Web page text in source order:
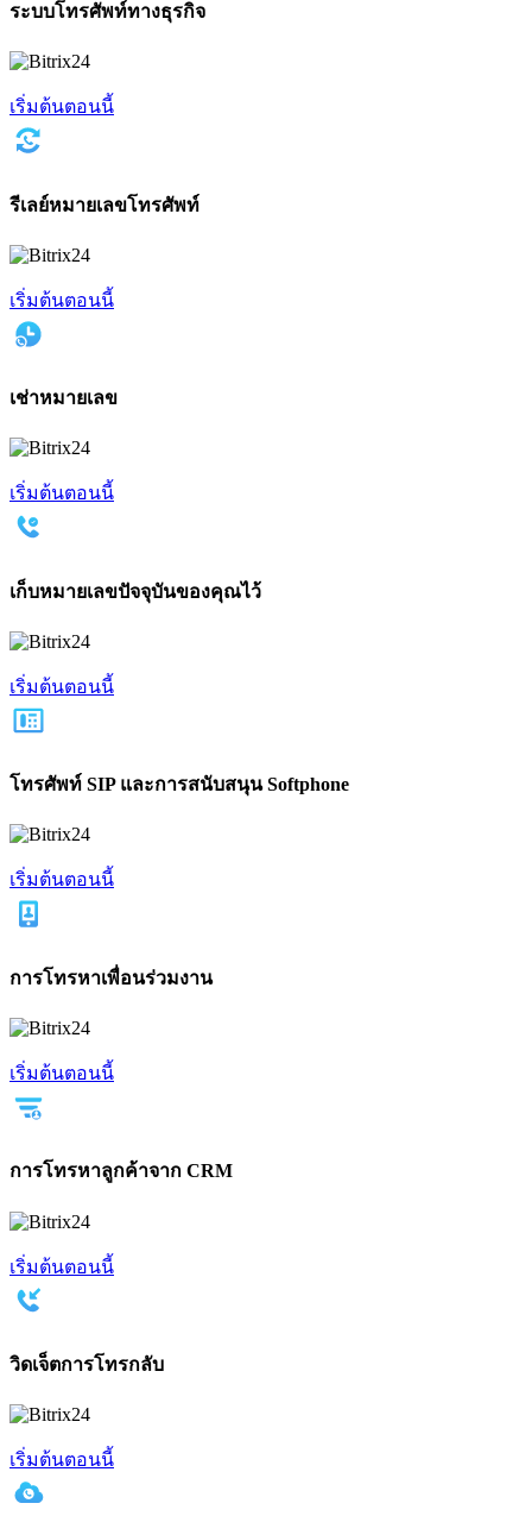
ระบบโทรศัพท์ทางธุรกิจ
เริ่มต้นตอนนี้
รีเลย์หมายเลขโทรศัพท์
เริ่มต้นตอนนี้
เช่าหมายเลข
เริ่มต้นตอนนี้
เก็บหมายเลขปัจจุบันของคุณไว้
เริ่มต้นตอนนี้
โทรศัพท์ SIP และการสนับสนุน Softphone
เริ่มต้นตอนนี้
การโทรหาเพื่อนร่วมงาน
เริ่มต้นตอนนี้
การโทรหาลูกค้าจาก CRM
เริ่มต้นตอนนี้
วิดเจ็ตการโทรกลับ
เริ่มต้นตอนนี้